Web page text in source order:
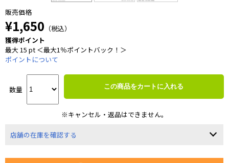
販売価格
¥1,650 （税込）
獲得ポイント
最大 15 pt ＜最大1％ポイントバック！＞
ポイントについて
数量 この商品をカートに入れる
※キャンセル・返品はできません。
店舗の在庫を確認する